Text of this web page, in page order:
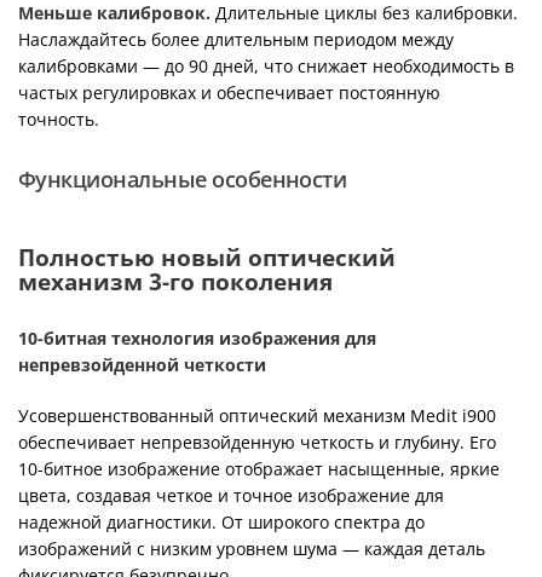
Меньше калибровок. Длительные циклы без калибровки.
Наслаждайтесь более длительным периодом между
калибровками — до 90 дней, что снижает необходимость в
частых регулировках и обеспечивает постоянную
точность.
Функциональные особенности
Полностью новый оптический
механизм 3-го поколения
10-битная технология изображения для
непревзойденной четкости
Усовершенствованный оптический механизм Medit i900
обеспечивает непревзойденную четкость и глубину. Его
10-битное изображение отображает насыщенные, яркие
цвета, создавая четкое и точное изображение для
надежной диагностики. От широкого спектра до
изображений с низким уровнем шума — каждая деталь